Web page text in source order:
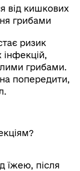
від кишкових
грибами
ризик
грибами.
попередити,
їжею, після